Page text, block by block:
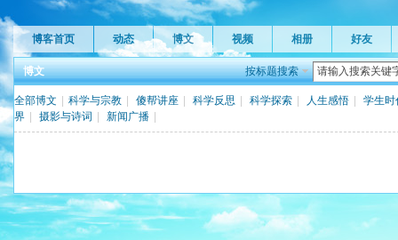
博客首页 动态 博文 视频 相册 好友
博文 按标题搜索
全部博文 科学与宗教 傻帮讲座 科学反思 科学探索 人生感悟
学生时
界
摄影与诗词 新闻广播